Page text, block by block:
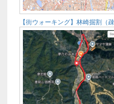
【街ウォーキング】林崎掘割（